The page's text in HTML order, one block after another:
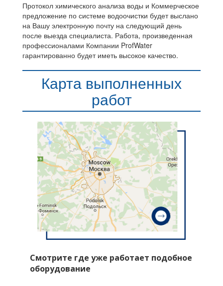
Протокол химического анализа воды и Коммерческое
предложение по системе водоочистки будет выслано
на Вашу электронную почту на следующий день
после выезда специалиста. Работа, произведенная
профессионалами Компании ProfWater
гарантированно будет иметь высокое качество.
Карта выполненных
работ
Смотрите где уже работает подобное
оборудование